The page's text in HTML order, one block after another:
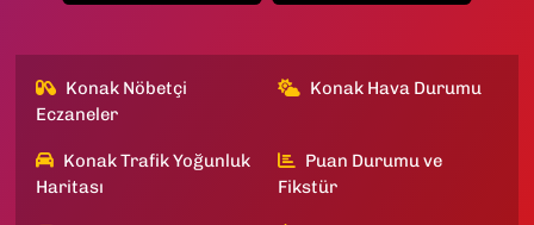
Konak Nöbetçi
Eczaneler
Konak Hava Durumu
Konak Trafik Yoğunluk
Haritası
Puan Durumu ve
Fikstür